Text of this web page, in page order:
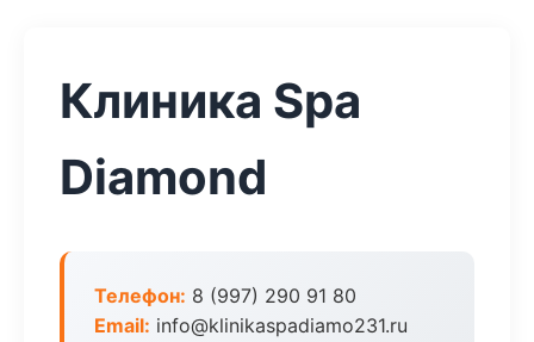
Клиника Spa
Diamond
Телефон: 8 (997) 290 91 80
Email: info@klinikaspadiamo231.ru